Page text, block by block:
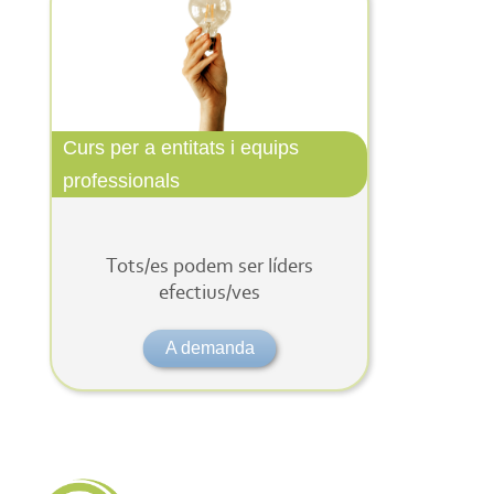
Curs per a entitats i equips
professionals
Tots/es podem ser líders
efectius/ves
A demanda